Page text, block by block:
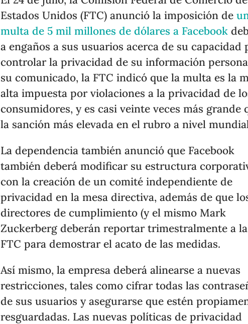
Estados Unidos (FTC) anunció la imposición de
multa de 5 mil millones de dólares a Facebook
a engaños a sus usuarios acerca de su capacidad
controlar la privacidad de su información
su comunicado, la FTC indicó que la multa es la
alta impuesta por violaciones a la privacidad de
consumidores, y es casi veinte veces más grande
la sanción más elevada en el rubro a nivel
La dependencia también anunció que Facebook
también deberá modificar su estructura
con la creación de un comité independiente de
privacidad en la mesa directiva, además de que
directores de cumplimiento (y el mismo Mark
Zuckerberg deberán reportar trimestralmente a la
FTC para demostrar el acato de las medidas.
Así mismo, la empresa deberá alinearse a nuevas
restricciones, tales como cifrar todas las
de sus usuarios y asegurarse que estén
resguardadas. Las nuevas políticas de privacidad